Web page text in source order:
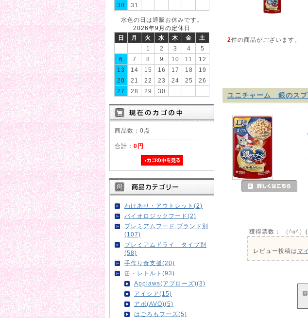
30
31
水色の日は通販お休みです。
2026年9月の定休日
日
月 火 水 木 金
土
1
2 3 4
5
6
7 8 9 10 11
12
13
14 15 16 17 18
19
20
21 22 23 24 25
26
27
28 29 30
商品数：0点
合計： 0円
わけあり・アウトレット(2)
バイオロジックフード(2)
プレミアムフード ブランド別
(107)
プレミアムドライ タイプ別
(58)
手作り食支援(20)
缶・レトルト(93)
Applaws(アプローズ)(3)
アイシア(15)
アボ(AVO)(5)
はごろもフーズ(5)
2件の商品がございます。
ユニチャーム 銀のス
獲得票数： （^o^）(
レビュー投稿は マ